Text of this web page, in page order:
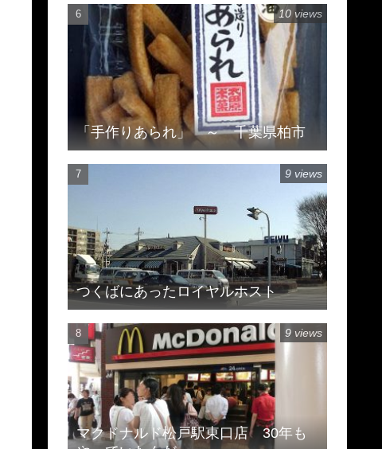
「手作りあられ」 ～ 千葉県柏市
10 views
つくばにあったロイヤルホスト
9 views
マクドナルド松戸駅東口店 30年も
9 views